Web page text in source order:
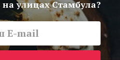
улицах Стамбула?